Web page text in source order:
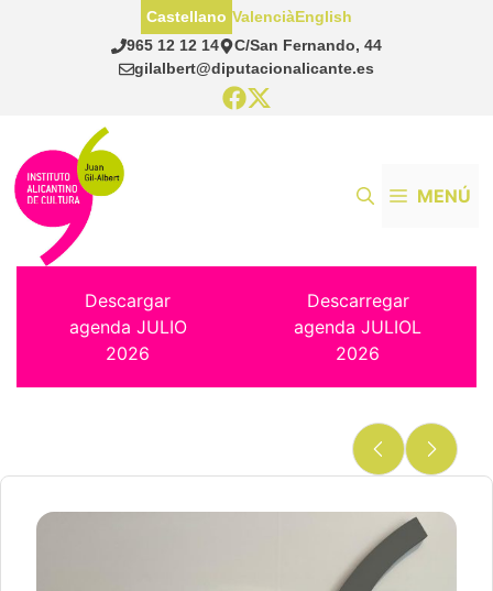
965 12 12 14
C/San Fernando, 44
gilalbert@diputacionalicante.es
Castellano ValenciàEnglish
MENÚ
Descargar
agenda JULIO
2026
Descarregar
agenda JULIOL
2026